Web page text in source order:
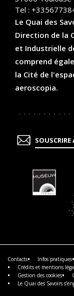
Tel :
Le Quai des
Direction de la
et Industrielle
comprend
la Cité de
aeroscopia.
Contacts Infos pratiques
Crédits et mentions
Gestion des cookies
Le Quai des Savoirs